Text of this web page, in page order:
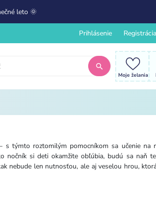
leto 🌞
Prihlásenie Registrácia
Moje želania
s týmto roztomilým pomocníkom sa učenie na
nočník si deti okamžite obľúbia, budú sa naň
nebude len nutnosťou, ale aj veselou hrou,